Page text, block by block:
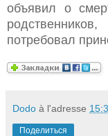
объявил о
потребовал
Dodo à l'adresse
Поделиться